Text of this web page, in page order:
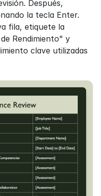
Después,
la tecla Enter.
fila, etiquete la
Rendimiento" y
clave utilizadas